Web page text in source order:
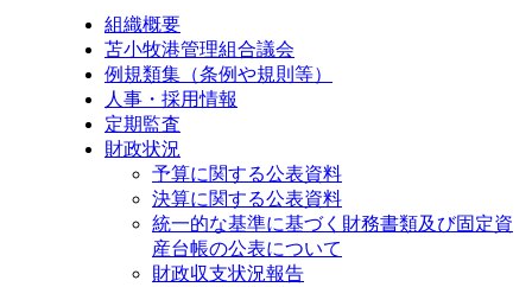
組織概要
苫小牧港管理組合議会
例規類集（条例や規則等）
人事・採用情報
定期監査
財政状況
予算に関する公表資料
決算に関する公表資料
統一的な基準に基づく財務書類及び固定資
産台帳の公表について
財政収支状況報告